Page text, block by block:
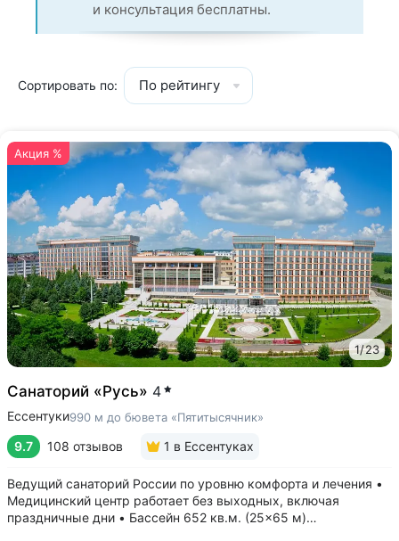
и консультация бесплатны.
Сортировать по: По рейтингу
Акция %
1/23
Санаторий «Русь» 4
Ессентуки990 м до бювета «Пятитысячник»
9.7 108 отзывов 1 в Ессентуках
Ведущий санаторий России по уровню комфорта и лечения •
Медицинский центр работает без выходных, включая
праздничные дни • Бассейн 652 кв.м. (25×65 м)